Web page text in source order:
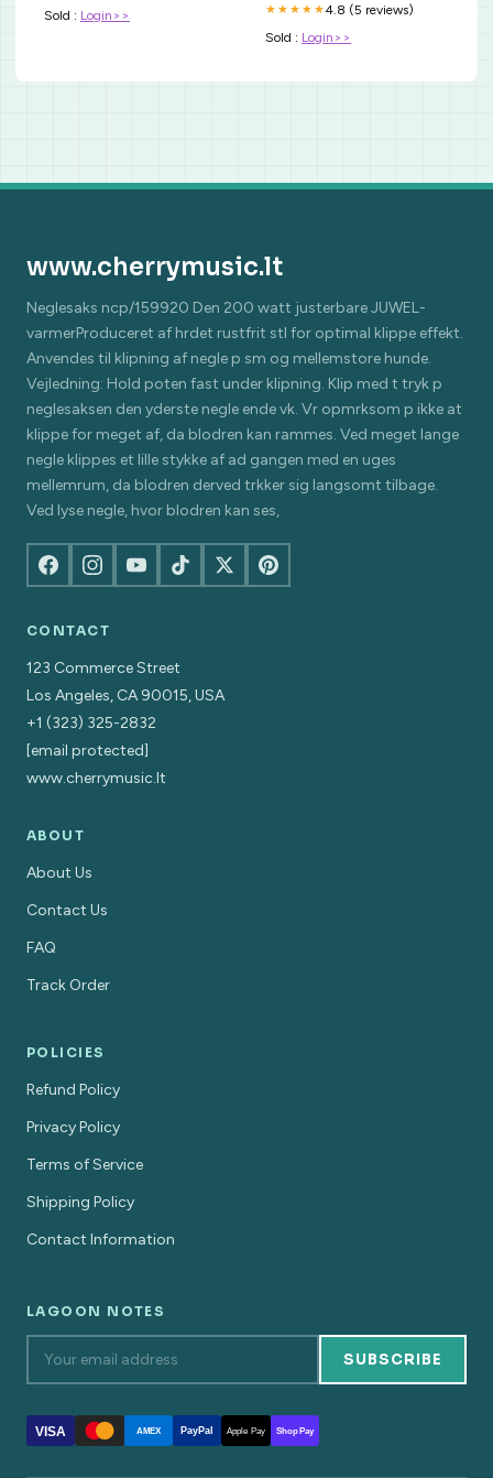
Sold : Login>> ★★★★★4.8 (5 reviews)
Sold : Login>>
www.cherrymusic.lt
Neglesaks ncp/159920 Den 200 watt justerbare JUWEL-
varmerProduceret af hrdet rustfrit stl for optimal klippe effekt.
Anvendes til klipning af negle p sm og mellemstore hunde.
Vejledning: Hold poten fast under klipning. Klip med t tryk p
neglesaksen den yderste negle ende vk. Vr opmrksom p ikke at
klippe for meget af, da blodren kan rammes. Ved meget lange
negle klippes et lille stykke af ad gangen med en uges
mellemrum, da blodren derved trkker sig langsomt tilbage.
Ved lyse negle, hvor blodren kan ses,
CONTACT
123 Commerce Street
Los Angeles, CA 90015, USA
+1 (323) 325-2832
[email protected]
www.cherrymusic.lt
ABOUT
About Us
Contact Us
FAQ
Track Order
POLICIES
Refund Policy
Privacy Policy
Terms of Service
Shipping Policy
Contact Information
LAGOON NOTES
SUBSCRIBE
VISA AMEX PayPal Apple Pay Shop Pay